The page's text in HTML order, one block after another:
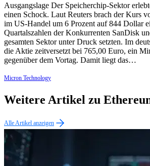
Ausgangslage Der Speicherchip-Sektor
einen Schock. Laut Reuters brach der Kurs
im US-Handel um 6 Prozent auf 844 Dollar
Quartalszahlen der Konkurrenten SanDisk
gesamten Sektor unter Druck setzten. Im
die Aktie zeitversetzt bei 765,00 Euro, ein
gegenüber dem Vortag. Damit liegt das…
Micron Technology
Weitere Artikel zu
Alle Artikel anzeigen